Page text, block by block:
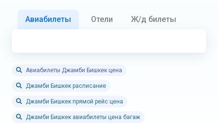
Авиабилеты Отели Ж/д билеты
Авиабилеты Джамби Бишкек цена
Джамби Бишкек расписание
Джамби Бишкек прямой рейс цена
Джамби Бишкек авиабилеты цена багаж